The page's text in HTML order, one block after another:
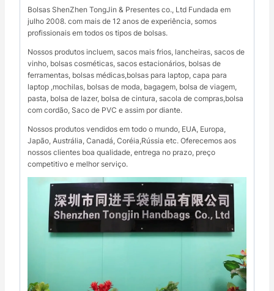
Bolsas ShenZhen TongJin & Presentes co., Ltd Fundada em
julho 2008. com mais de 12 anos de experiência, somos
profissionais em todos os tipos de bolsas.
Nossos produtos incluem, sacos mais frios, lancheiras, sacos de
vinho, bolsas cosméticas, sacos estacionários, bolsas de
ferramentas, bolsas médicas,bolsas para laptop, capa para
laptop ,mochilas, bolsas de moda, bagagem, bolsa de viagem,
pasta, bolsa de lazer, bolsa de cintura, sacola de compras,bolsa
com cordão, Saco de PVC e assim por diante.
Nossos produtos vendidos em todo o mundo, EUA, Europa,
Japão, Austrália, Canadá, Coréia,Rússia etc. Oferecemos aos
nossos clientes boa qualidade, entrega no prazo, preço
competitivo e melhor serviço.